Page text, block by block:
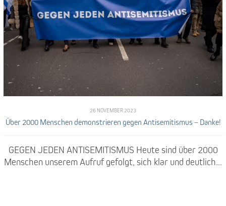
26 NOVEMBER 2023
Über 2000 Menschen demonstrieren gegen Antisemitismus – Danke!
GEGEN JEDEN ANTISEMITISMUS Heute sind über 2000
Menschen unserem Aufruf gefolgt, sich klar und deutlich...